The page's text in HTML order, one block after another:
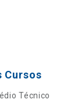
Cursos
Técnico